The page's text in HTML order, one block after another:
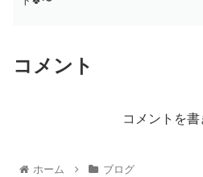
コメント
コメントを書
ホーム ブログ